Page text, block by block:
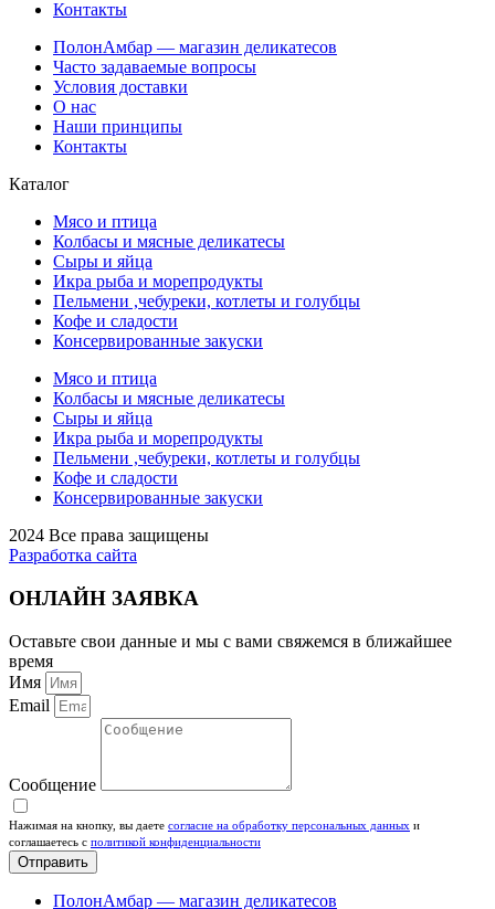
Контакты
ПолонАмбар — магазин деликатесов
Часто задаваемые вопросы
Условия доставки
О нас
Наши принципы
Контакты
Каталог
Мясо и птица
Колбасы и мясные деликатесы
Сыры и яйца
Икра рыба и морепродукты
Пельмени ,чебуреки, котлеты и голубцы
Кофе и сладости
Консервированные закуски
Мясо и птица
Колбасы и мясные деликатесы
Сыры и яйца
Икра рыба и морепродукты
Пельмени ,чебуреки, котлеты и голубцы
Кофе и сладости
Консервированные закуски
2024 Все права защищены
Разработка сайта
ОНЛАЙН ЗАЯВКА
Оставьте свои данные и мы с вами свяжемся в ближайшее
время
Имя
Email
Сообщение
Нажимая на кнопку, вы даете согласие на обработку персональных данных и
соглашаетесь c политикой конфиденциальности
Отправить
ПолонАмбар — магазин деликатесов